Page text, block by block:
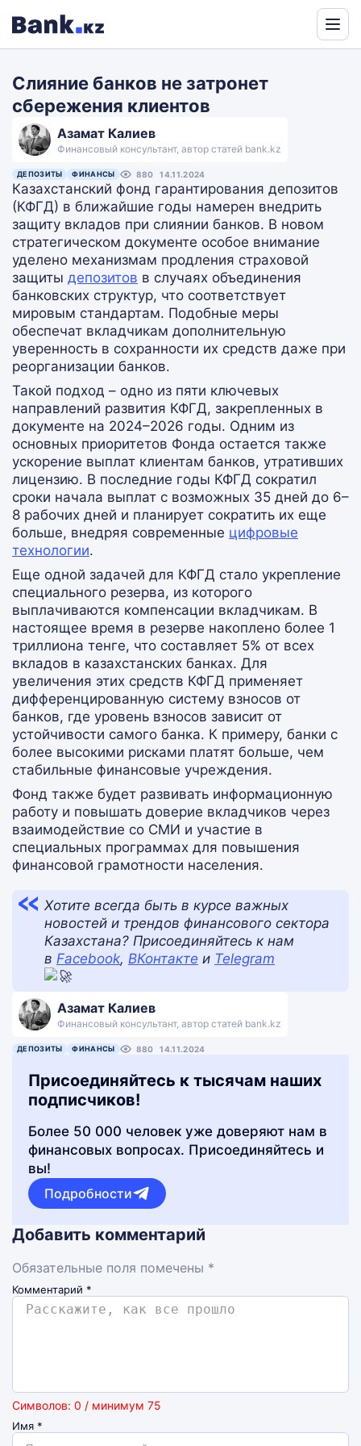
Слияние банков не затронет
сбережения клиентов
Азамат Калиев
Финансовый консультант, автор статей bank.kz
ДЕПОЗИТЫ ФИНАНСЫ 880 14.11.2024
Казахстанский фонд гарантирования депозитов
(КФГД) в ближайшие годы намерен внедрить
защиту вкладов при слиянии банков. В новом
стратегическом документе особое внимание
уделено механизмам продления страховой
защиты депозитов в случаях объединения
банковских структур, что соответствует
мировым стандартам. Подобные меры
обеспечат вкладчикам дополнительную
уверенность в сохранности их средств даже при
реорганизации банков.
Такой подход – одно из пяти ключевых
направлений развития КФГД, закрепленных в
документе на 2024–2026 годы. Одним из
основных приоритетов Фонда остается также
ускорение выплат клиентам банков, утративших
лицензию. В последние годы КФГД сократил
сроки начала выплат с возможных 35 дней до 6–
8 рабочих дней и планирует сократить их еще
больше, внедряя современные цифровые
технологии.
Еще одной задачей для КФГД стало укрепление
специального резерва, из которого
выплачиваются компенсации вкладчикам. В
настоящее время в резерве накоплено более 1
триллиона тенге, что составляет 5% от всех
вкладов в казахстанских банках. Для
увеличения этих средств КФГД применяет
дифференцированную систему взносов от
банков, где уровень взносов зависит от
устойчивости самого банка. К примеру, банки с
более высокими рисками платят больше, чем
стабильные финансовые учреждения.
Фонд также будет развивать информационную
работу и повышать доверие вкладчиков через
взаимодействие со СМИ и участие в
специальных программах для повышения
финансовой грамотности населения.
Хотите всегда быть в курсе важных
новостей и трендов финансового сектора
Казахстана? Присоединяйтесь к нам
в Facebook, ВКонтакте и Telegram
Азамат Калиев
Финансовый консультант, автор статей bank.kz
ДЕПОЗИТЫ ФИНАНСЫ 880 14.11.2024
Присоединяйтесь к тысячам наших
подписчиков!
Более 50 000 человек уже доверяют нам в
финансовых вопросах. Присоединяйтесь и
вы!
Подробности
Добавить комментарий
Обязательные поля помечены *
Комментарий *
Символов: 0 / минимум 75
Имя *